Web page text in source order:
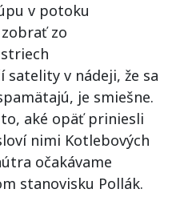
v potoku
zo
v nádeji, že sa
je smiešne.
aké opäť priniesli
nimi Kotlebových
očakávame
stanovisku Pollák.